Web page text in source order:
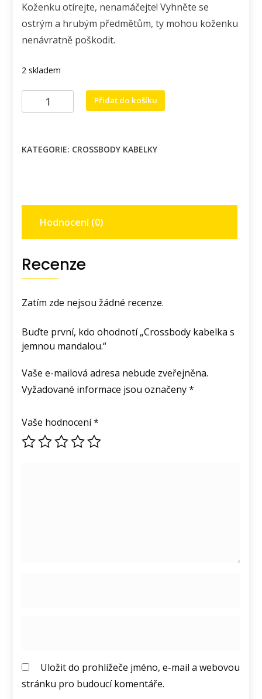
Koženku otírejte, nenamáčejte! Vyhněte se
ostrým a hrubým předmětům, ty mohou koženku
nenávratně poškodit.
2 skladem
Crossbody
kabelka
mandalou.
Přidat do košíku
KATEGORIE: CROSSBODY KABELKY
Hodnocení (0)
Recenze
Zatím zde nejsou žádné recenze.
Buďte první, kdo ohodnotí „Crossbody kabelka s
jemnou mandalou.“
Vaše e-mailová adresa nebude zveřejněna.
Vyžadované informace jsou označeny*
Vaše hodnocení*
Uložit do prohlížeče jméno, e-mail a webovou
stránku pro budoucí komentáře.